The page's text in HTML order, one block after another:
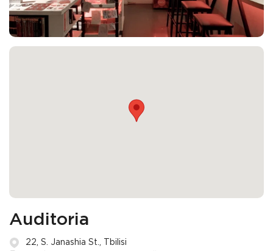
Auditoria
22, S. Janashia St., Tbilisi